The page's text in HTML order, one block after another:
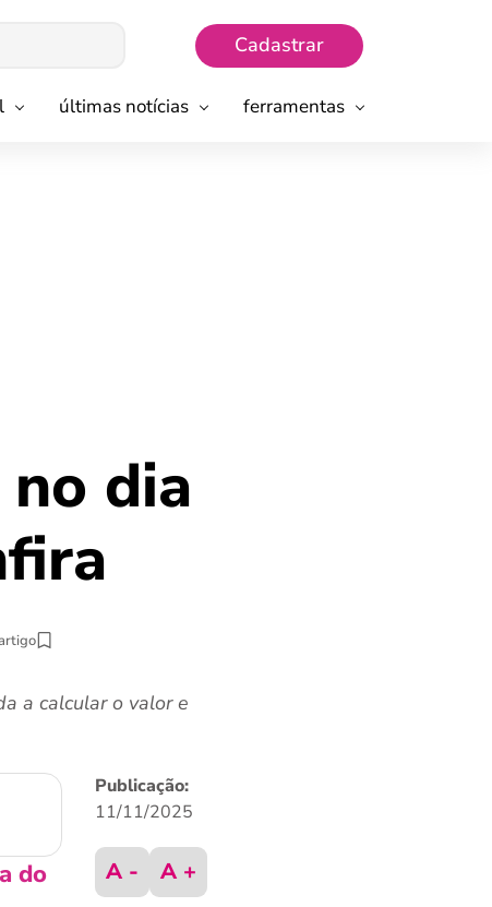
Cadastrar
últimas notícias ferramentas
dia
a calcular o valor e
do
Publicação:
11/11/2025
A - A +